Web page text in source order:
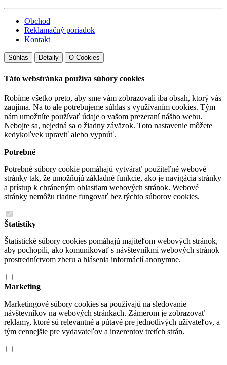
Obchod
Reklamačný poriadok
Kontakt
Súhlas Detaily O Cookies
Táto webstránka používa súbory cookies
Robíme všetko preto, aby sme vám zobrazovali iba obsah, ktorý vás
zaujíma. Na to ale potrebujeme súhlas s využívaním cookies. Tým
nám umožníte používať údaje o vašom prezeraní nášho webu.
Nebojte sa, nejedná sa o žiadny záväzok. Toto nastavenie môžete
kedykoľvek upraviť alebo vypnúť.
Potrebné
Potrebné súbory cookie pomáhajú vytvárať použiteľné webové
stránky tak, že umožňujú základné funkcie, ako je navigácia stránky
a prístup k chráneným oblastiam webových stránok. Webové
stránky nemôžu riadne fungovať bez týchto súborov cookies.
Štatistiky
Štatistické súbory cookies pomáhajú majiteľom webových stránok,
aby pochopili, ako komunikovať s návštevníkmi webových stránok
prostredníctvom zberu a hlásenia informácií anonymne.
Marketing
Marketingové súbory cookies sa používajú na sledovanie
návštevníkov na webových stránkach. Zámerom je zobrazovať
reklamy, ktoré sú relevantné a pútavé pre jednotlivých užívateľov, a
tým cennejšie pre vydavateľov a inzerentov tretích strán.